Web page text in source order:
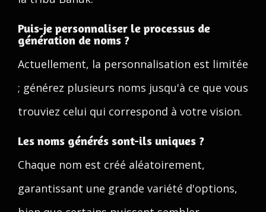
Puis-je personnaliser le processus de
génération de noms ?
Actuellement, la personnalisation est limitée
; générez plusieurs noms jusqu'à ce que vous
trouviez celui qui correspond à votre vision.
Les noms générés sont-ils uniques ?
Chaque nom est créé aléatoirement,
garantissant une grande variété d'options,